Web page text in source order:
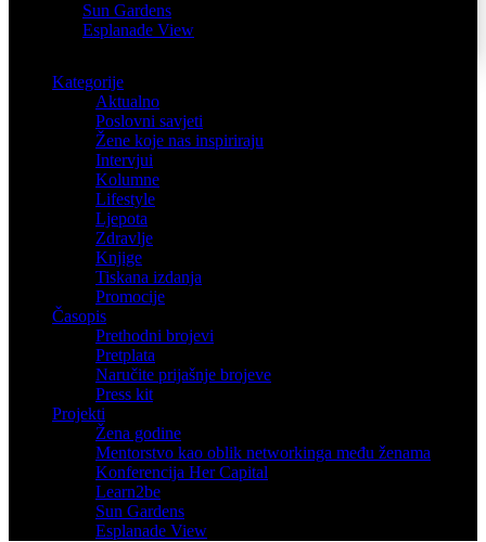
Sun Gardens
Esplanade View
Kategorije
Aktualno
Poslovni savjeti
Žene koje nas inspiriraju
Intervjui
Kolumne
Lifestyle
Ljepota
Zdravlje
Knjige
Tiskana izdanja
Promocije
Časopis
Prethodni brojevi
Pretplata
Naručite prijašnje brojeve
Press kit
Projekti
Žena godine
Mentorstvo kao oblik networkinga među ženama
Konferencija Her Capital
Learn2be
Sun Gardens
Esplanade View